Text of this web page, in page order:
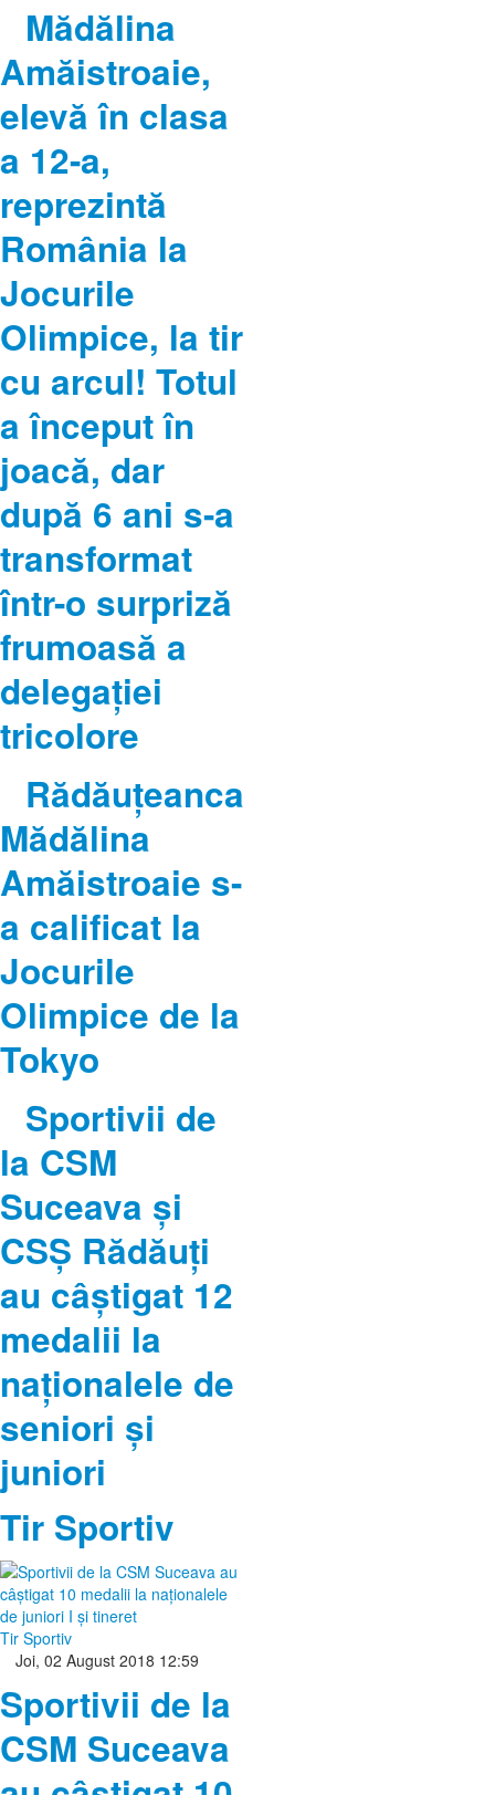
Mădălina
Amăistroaie,
elevă în clasa
a 12-a,
reprezintă
România la
Jocurile
Olimpice, la tir
cu arcul! Totul
a început în
joacă, dar
după 6 ani s-a
transformat
într-o surpriză
frumoasă a
delegației
tricolore
Rădăuțeanca
Mădălina
Amăistroaie s-
a calificat la
Jocurile
Olimpice de la
Tokyo
Sportivii de
la CSM
Suceava şi
CSŞ Rădăuţi
au câştigat 12
medalii la
naţionalele de
seniori şi
juniori
Tir Sportiv
Tir Sportiv
Joi, 02 August 2018 12:59
Sportivii de la
CSM Suceava